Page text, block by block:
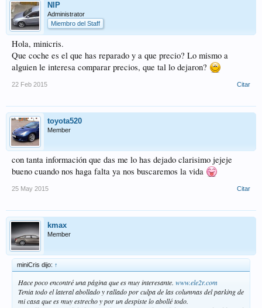
NIP
Administrator
Miembro del Staff
Hola, minicris.
Que coche es el que has reparado y a que precio? Lo mismo a
alguien le interesa comparar precios, que tal lo dejaron?
22 Feb 2015 Citar
toyota520
Member
con tanta información que das me lo has dejado clarisimo jejeje
bueno cuando nos haga falta ya nos buscaremos la vida
25 May 2015 Citar
kmax
Member
miniCris dijo: ↑
Hace poco encontré una página que es muy interesante. www.ele2r.com
Tenia todo el lateral abollado y rallado por culpa de las columnas del parking de
mi casa que es muy estrecho y por un despiste lo abollé todo.